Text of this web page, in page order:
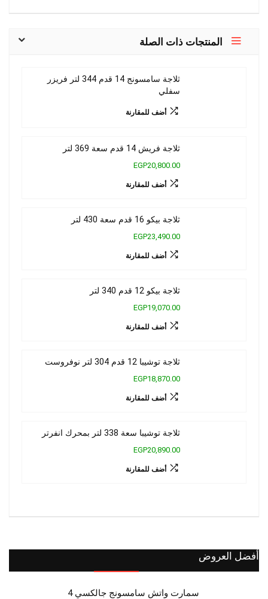
المنتجات ذات الصلة
ثلاجة سامسونج 14 قدم 344 لتر فريزر
سفلي
أضف للمقارنة
ثلاجة فريش 14 قدم سعة 369 لتر
EGP20,800.00
أضف للمقارنة
ثلاجة بيكو 16 قدم سعة 430 لتر
EGP23,490.00
أضف للمقارنة
ثلاجة بيكو 12 قدم 340 لتر
EGP19,070.00
أضف للمقارنة
ثلاجة توشيبا 12 قدم 304 لتر نوفروست
EGP18,870.00
أضف للمقارنة
ثلاجة توشيبا سعة 338 لتر بمحرك انفرتر
EGP20,890.00
أضف للمقارنة
أفضل العروض
سمارت واتش​ سامسونج جالكسي 4